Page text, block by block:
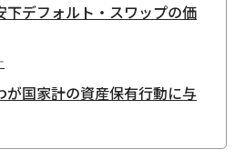
下デフォルト・スワップの価
が国家計の資産保有行動に与